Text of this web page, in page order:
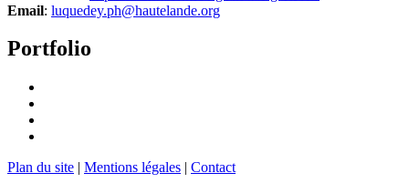
Email: luquedey.ph@hautelande.org
Portfolio
Plan du site | Mentions légales | Contact